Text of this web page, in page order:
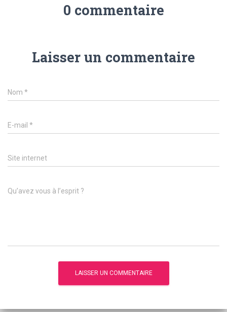
0 commentaire
Laisser un commentaire
Nom *
E-mail *
Site internet
Qu’avez vous à l’esprit ?